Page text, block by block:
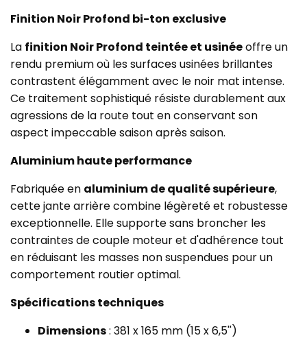
Finition Noir Profond bi-ton exclusive
La finition Noir Profond teintée et usinéeoffre un
rendu premium où les surfaces usinées brillantes
contrastent élégamment avec le noir mat intense.
Ce traitement sophistiqué résiste durablement aux
agressions de la route tout en conservant son
aspect impeccable saison après saison.
Aluminium haute performance
Fabriquée en aluminium de qualité supérieure,
cette jante arrière combine légèreté et robustesse
exceptionnelle. Elle supporte sans broncher les
contraintes de couple moteur et d'adhérence tout
en réduisant les masses non suspendues pour un
comportement routier optimal.
Spécifications techniques
Dimensions: 381 x 165 mm (15 x 6,5'')